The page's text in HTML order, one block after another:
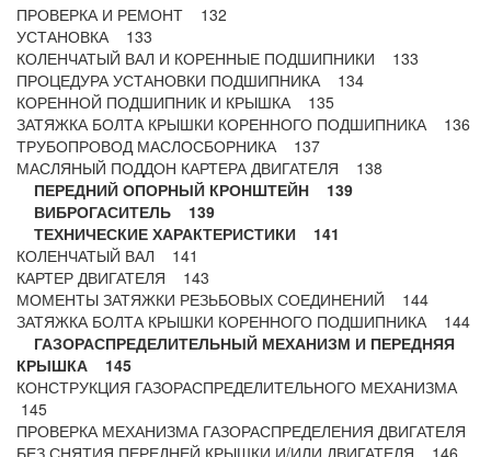
ПРОВЕРКА И РЕМОНТ 132
УСТАНОВКА 133
КОЛЕНЧАТЫЙ ВАЛ И КОРЕННЫЕ ПОДШИПНИКИ 133
ПРОЦЕДУРА УСТАНОВКИ ПОДШИПНИКА 134
КОРЕННОЙ ПОДШИПНИК И КРЫШКА 135
ЗАТЯЖКА БОЛТА КРЫШКИ КОРЕННОГО ПОДШИПНИКА 136
ТРУБОПРОВОД МАСЛОСБОРНИКА 137
МАСЛЯНЫЙ ПОДДОН КАРТЕРА ДВИГАТЕЛЯ 138
ПЕРЕДНИЙ ОПОРНЫЙ КРОНШТЕЙН 139
ВИБРОГАСИТЕЛЬ 139
ТЕХНИЧЕСКИЕ ХАРАКТЕРИСТИКИ 141
КОЛЕНЧАТЫЙ ВАЛ 141
КАРТЕР ДВИГАТЕЛЯ 143
МОМЕНТЫ ЗАТЯЖКИ РЕЗЬБОВЫХ СОЕДИНЕНИЙ 144
ЗАТЯЖКА БОЛТА КРЫШКИ КОРЕННОГО ПОДШИПНИКА 144
ГАЗОРАСПРЕДЕЛИТЕЛЬНЫЙ МЕХАНИЗМ И ПЕРЕДНЯЯ
КРЫШКА 145
КОНСТРУКЦИЯ ГАЗОРАСПРЕДЕЛИТЕЛЬНОГО МЕХАНИЗМА
145
ПРОВЕРКА МЕХАНИЗМА ГАЗОРАСПРЕДЕЛЕНИЯ ДВИГАТЕЛЯ
БЕЗ СНЯТИЯ ПЕРЕДНЕЙ КРЫШКИ И/ИЛИ ДВИГАТЕЛЯ 146